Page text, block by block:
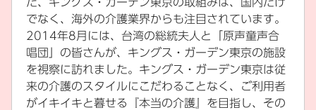
た、キングス・ガーデン東京の取組みは、国内だけ
でなく、海外の介護業界からも注目されています。
2014年8月には、台湾の総統夫人と「原声童声合
唱団」の皆さんが、キングス・ガーデン東京の施設
を視察に訪れました。キングス・ガーデン東京は従
来の介護のスタイルにこだわることなく、ご利用者
がイキイキと暮せる『本当の介護』を目指し、その